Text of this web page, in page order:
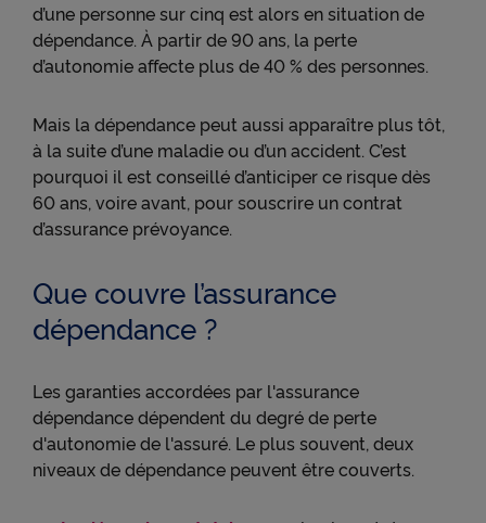
d’une personne sur cinq est alors en situation de
dépendance. À partir de 90 ans, la perte
d’autonomie affecte plus de 40 % des personnes.
Mais la dépendance peut aussi apparaître plus tôt,
à la suite d’une maladie ou d’un accident. C’est
pourquoi il est conseillé d’anticiper ce risque dès
60 ans, voire avant, pour souscrire un contrat
d’assurance prévoyance.
Que couvre l’assurance
dépendance ?
Les garanties accordées par l'assurance
dépendance dépendent du degré de perte
d'autonomie de l'assuré. Le plus souvent, deux
niveaux de dépendance peuvent être couverts.